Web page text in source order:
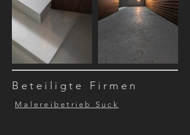
Beteiligte Firmen
Malereibetrieb Suck